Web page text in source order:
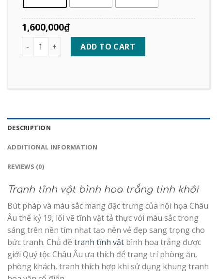
1,600,000₫
Quantity ADD TO CART
DESCRIPTION
ADDITIONAL INFORMATION
REVIEWS (0)
Tranh tĩnh vật bình hoa trắng tinh khôi
Bút pháp và màu sắc mang đặc trưng của hội họa Châu
Âu thế kỷ 19, lối vẽ tĩnh vật tả thực với màu sắc trong
sáng trên nền tím nhạt tạo nên vẻ đẹp sang trọng cho
bức tranh. Chủ đề tranh tĩnh vật bình hoa trắng được
giới Quý tộc Châu Âu ưa thích để trang trí phòng ăn,
phòng khách, tranh thích hợp khi sử dụng khung tranh